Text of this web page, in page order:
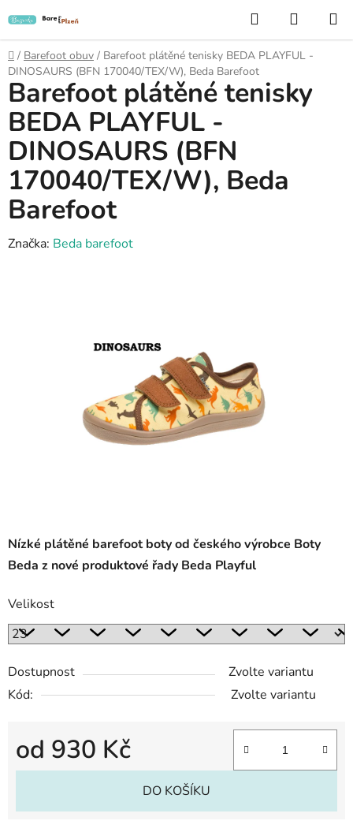
na
obsah
Hledat
KOŠÍK
Domů
/ Barefoot obuv / Barefoot plátěné tenisky BEDA PLAYFUL -
DINOSAURS (BFN 170040/TEX/W), Beda Barefoot
Nízké plátěné barefoot boty od českého výrobce Boty
Beda z nové produktové řady Beda Playful
Velikost
Dostupnost
Zvolte variantu
Kód:
Zvolte variantu
od 930 Kč
Měrná cena:
DO KOŠÍKU
Barefoot plátěné tenisky
BEDA PLAYFUL -
DINOSAURS (BFN
170040/TEX/W), Beda
Barefoot
Značka: Beda barefoot